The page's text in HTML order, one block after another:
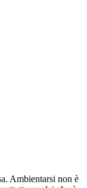
Ambientarsi non è